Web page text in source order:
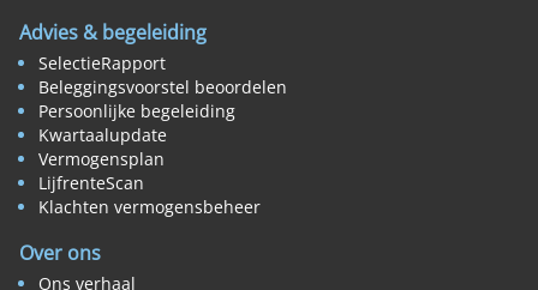
Advies & begeleiding
SelectieRapport
Beleggingsvoorstel beoordelen
Persoonlijke begeleiding
Kwartaalupdate
Vermogensplan
LijfrenteScan
Klachten vermogensbeheer
Over ons
Ons verhaal